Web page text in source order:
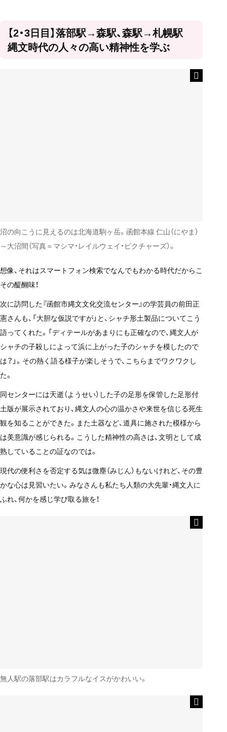
【2・3日目】落部駅→森駅、森駅→札幌駅
縄文時代の人々の高い精神性を学ぶ
沼の向こうに見えるのは北海道駒ヶ岳。函館本線 仁山（にやま）
～大沼間（写真＝マシマ・レイルウェイ・ピクチャーズ）。
想像、それはスマートフォン検索でなんでもわかる時代だからこ
その醍醐味！
次に訪問した『函館市縄文文化交流センター』の学芸員の前田正
憲さんも、「大胆な仮説ですが」と、シャチ形土製品についてこう
語ってくれた。「ディテールがあまりにも正確なので、縄文人が
シャチの子殺しによって浜に上がった子のシャチを模したので
は？」。その熱く語る様子が楽しそうで、こちらまでワクワクし
た。
同センターには夭逝（ようせい）した子の足形を保管した足形付
土版が展示されており、縄文人の心の温かさや来世を信じる死生
観を知ることができた。また土器など、道具に施された模様から
は美意識が感じられる。こうした精神性の高さは、文明として成
熟していることの証なのでは。
現代の便利さを否定する気は微塵（みじん）もないけれど、その豊
かな心は見習いたい。みなさんも私たち人類の大先輩・縄文人に
ふれ、何かを感じ学び取る旅を！
無人駅の落部駅はカラフルなイスがかわいい。